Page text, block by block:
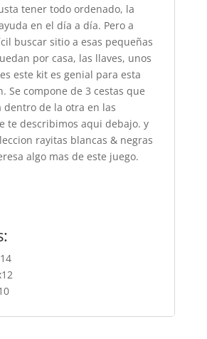
tener todo ordenado, la
en el día a día. Pero a
buscar sitio a esas pequeñas
por casa, las llaves, unos
este kit es genial para esta
Se compone de 3 cestas que
dentro de la otra en las
te describimos aqui debajo. y
rayitas blancas & negras
algo mas de este juego.